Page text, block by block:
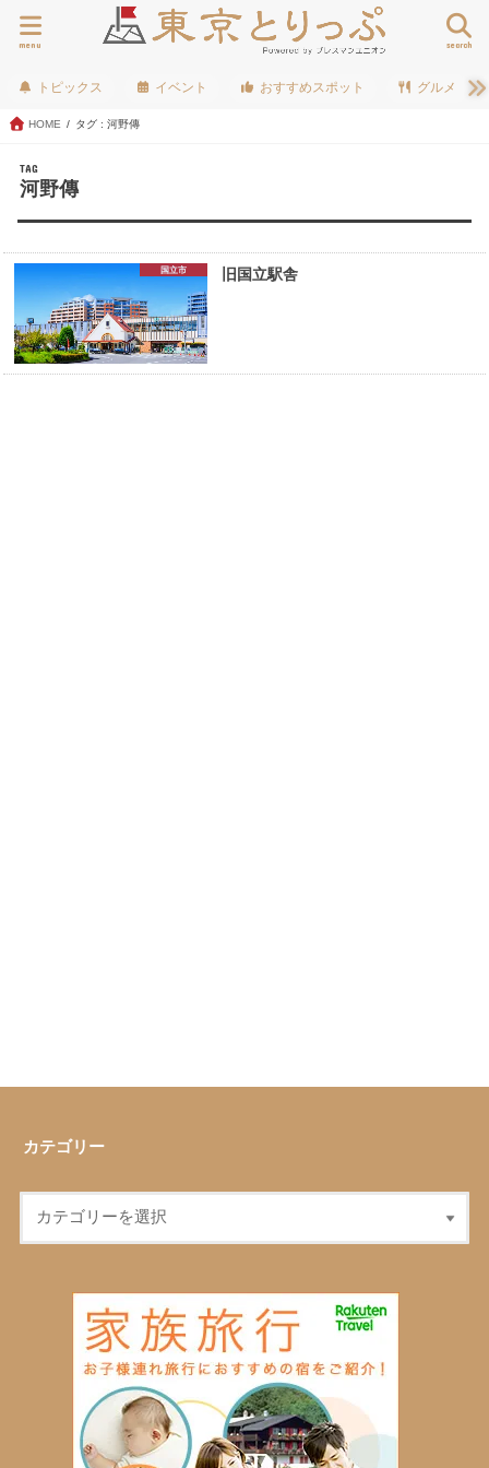
search
menu
トピックス イベント おすすめスポット グルメ
HOME タグ : 河野傳
TAG
河野傳
国立市 旧国立駅舎
カテゴリー